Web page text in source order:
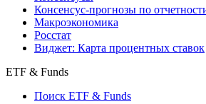
Поиск индексов
Страницы стран
Создать индекс
Консенсусы
Макроэкономика
Виджет: Карта процентных ставок